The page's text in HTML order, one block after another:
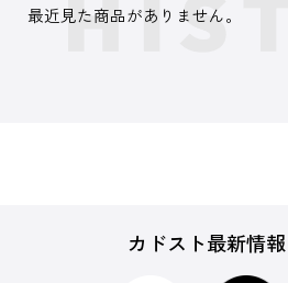
最近見た商品がありません。
カドスト最新情